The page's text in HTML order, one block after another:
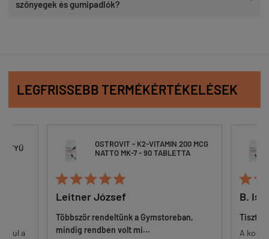
szőnyegek és gumipadlók?
LEGFRISSEBB TERMÉKÉRTÉKELÉSEK
OSTROVIT - K2-VITAMIN 200 MCG
NATTO MK-7 - 90 TABLETTA

Leitner József
Többször rendeltünk a Gymstoreban,
mindig rendben volt mi...

B. István
A korszerű